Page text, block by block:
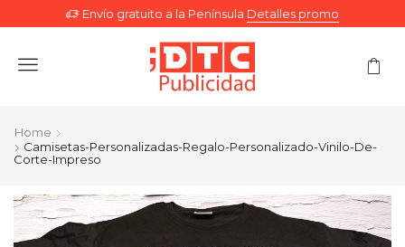
Envío gratuito a la Península Detalles promo
Menu
Home
Camisetas-Personalizadas-Regalo-Personalizado-Vinilo-De-
Corte-Impreso